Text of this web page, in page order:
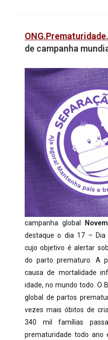
de campanha
campanha global
destaque o dia 17 – Dia
cujo objetivo é alertar
do parto prematuro. A
causa de mortalidade
idade, no mundo todo. O
global de partos
vezes mais óbitos de
340 mil famílias
prematuridade todo ano